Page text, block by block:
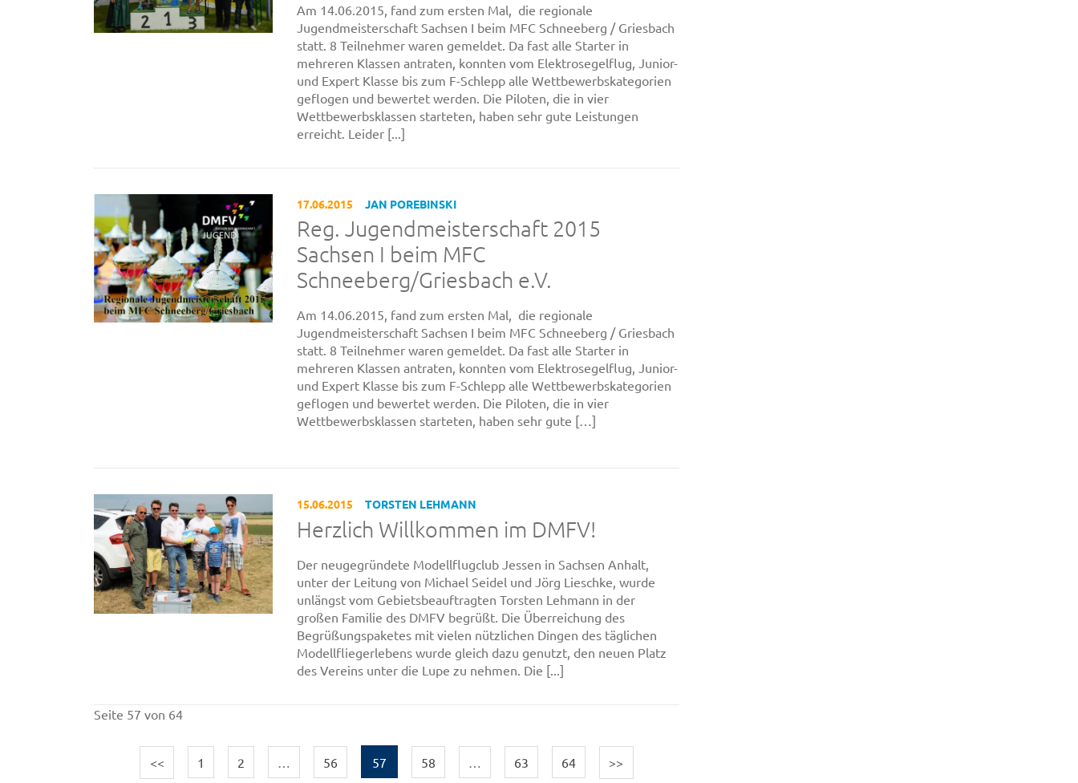
Am 14.06.2015, fand zum ersten Mal, die regionale
Jugendmeisterschaft Sachsen I beim MFC Schneeberg / Griesbach
statt. 8 Teilnehmer waren gemeldet. Da fast alle Starter in
mehreren Klassen antraten, konnten vom Elektrosegelflug, Junior-
und Expert Klasse bis zum F-Schlepp alle Wettbewerbskategorien
geflogen und bewertet werden. Die Piloten, die in vier
Wettbewerbsklassen starteten, haben sehr gute Leistungen
erreicht. Leider [...]
17.06.2015 JAN POREBINSKI
Reg. Jugendmeisterschaft 2015
Sachsen I beim MFC
Schneeberg/Griesbach e.V.
Am 14.06.2015, fand zum ersten Mal, die regionale
Jugendmeisterschaft Sachsen I beim MFC Schneeberg / Griesbach
statt. 8 Teilnehmer waren gemeldet. Da fast alle Starter in
mehreren Klassen antraten, konnten vom Elektrosegelflug, Junior-
und Expert Klasse bis zum F-Schlepp alle Wettbewerbskategorien
geflogen und bewertet werden. Die Piloten, die in vier
Wettbewerbsklassen starteten, haben sehr gute […]
15.06.2015 TORSTEN LEHMANN
Herzlich Willkommen im DMFV!
Der neugegründete Modellflugclub Jessen in Sachsen Anhalt,
unter der Leitung von Michael Seidel und Jörg Lieschke, wurde
unlängst vom Gebietsbeauftragten Torsten Lehmann in der
großen Familie des DMFV begrüßt. Die Überreichung des
Begrüßungspaketes mit vielen nützlichen Dingen des täglichen
Modellfliegerlebens wurde gleich dazu genutzt, den neuen Platz
des Vereins unter die Lupe zu nehmen. Die [...]
Seite 57 von 64
<< 1 2 56 57 58 63 64 >>